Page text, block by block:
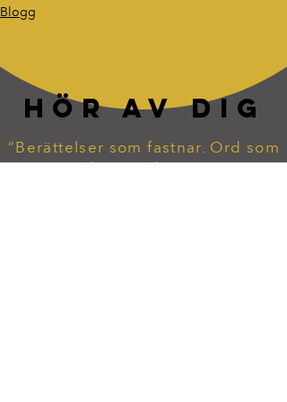
Blogg
HÖR AV DIG
“Berättelser som fastnar. Ord som